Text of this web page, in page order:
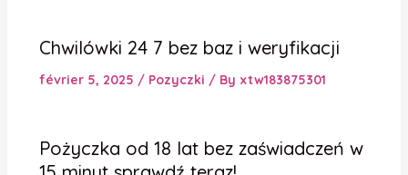
Chwilówki 24 7 bez baz i weryfikacji
février 5, 2025 / Pozyczki / By xtw183875301
Pożyczka od 18 lat bez zaświadczeń w